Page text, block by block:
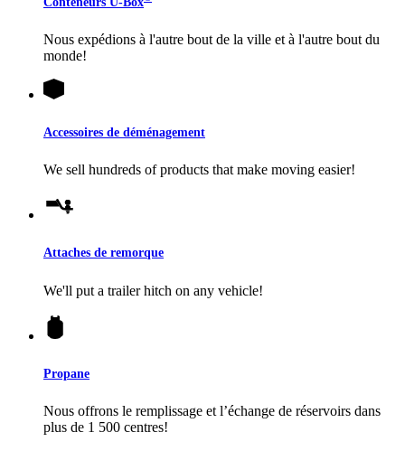
Nous expédions à l'autre bout de la ville et à l'autre bout du
monde!
Accessoires de déménagement
We sell hundreds of products that make moving easier!
Attaches de remorque
We'll put a trailer hitch on any vehicle!
Propane
Nous offrons le remplissage et l’échange de réservoirs dans
plus de 1 500 centres!